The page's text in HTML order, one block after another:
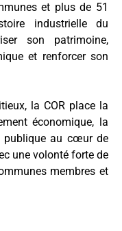
et plus de 51
industrielle du
son patrimoine,
et renforcer son
la COR place la
économique, la
publique au cœur de
une volonté forte de
membres et